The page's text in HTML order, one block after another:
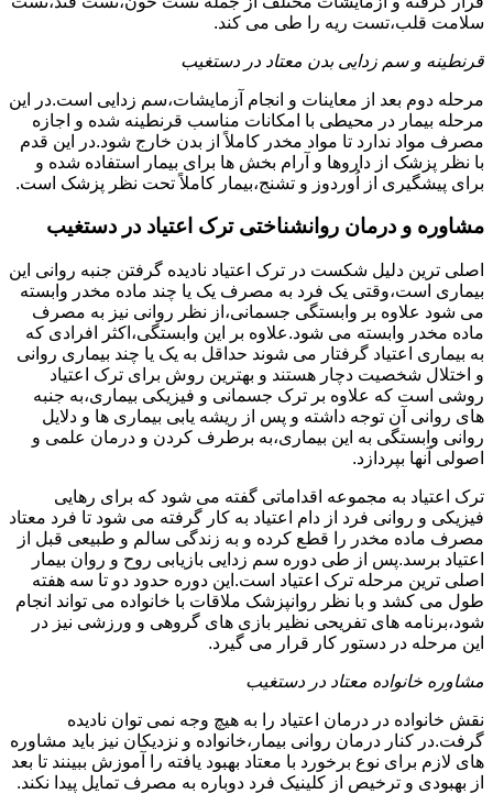
سلامت قلب،تست ریه را طی می کند.
قرنطینه و سم زدایی بدن معتاد در دستغیب
مرحله دوم بعد از معاینات و انجام آزمایشات،سم زدایی است.در این
مرحله بیمار در محیطی با امکانات مناسب قرنطینه شده و اجازه
مصرف مواد ندارد تا مواد مخدر کاملاً از بدن خارج شود.در این قدم
با نظر پزشک از داروها و آرام بخش ها برای بیمار استفاده شده و
برای پیشگیری از اُوردوز و تشنج،بیمار کاملاً تحت نظر پزشک است.
مشاوره و درمان روانشناختی ترک اعتیاد در دستغیب
اصلی ترین دلیل شکست در ترک اعتیاد نادیده گرفتن جنبه روانی این
بیماری است،وقتی یک فرد به مصرف یک یا چند ماده مخدر وابسته
می شود علاوه بر وابستگی جسمانی،از نظر روانی نیز به مصرف
ماده مخدر وابسته می شود.علاوه بر این وابستگی،اکثر افرادی که
به بیماری اعتیاد گرفتار می شوند حداقل به یک یا چند بیماری روانی
و اختلال شخصیت دچار هستند و بهترین روش برای ترک اعتیاد
روشی است که علاوه بر ترک جسمانی و فیزیکی بیماری،به جنبه
های روانی آن توجه داشته و پس از ریشه یابی بیماری ها و دلایل
روانی وابستگی به این بیماری،به برطرف کردن و درمان علمی و
اصولی آنها بپردازد.
ترک اعتیاد به مجموعه اقداماتی گفته می شود که برای رهایی
فیزیکی و روانی فرد از دام اعتیاد به کار گرفته می شود تا فرد معتاد
مصرف ماده مخدر را قطع کرده و به زندگی سالم و طبیعی قبل از
اعتیاد برسد.پس از طی دوره سم زدایی بازیابی روح و روان بیمار
اصلی ترین مرحله ترک اعتیاد است.این دوره حدود دو تا سه هفته
طول می کشد و با نظر روانپزشک ملاقات با خانواده می تواند انجام
شود،برنامه های تفریحی نظیر بازی های گروهی و ورزشی نیز در
این مرحله در دستور کار قرار می گیرد.
مشاوره خانواده معتاد در دستغیب
نقش خانواده در درمان اعتیاد را به هیچ وجه نمی توان نادیده
گرفت.در کنار درمان روانی بیمار،خانواده و نزدیکان نیز باید مشاوره
های لازم برای نوع برخورد با معتاد بهبود یافته را آموزش ببینند تا بعد
از بهبودی و ترخیص از کلینیک فرد دوباره به مصرف تمایل پیدا نکند.